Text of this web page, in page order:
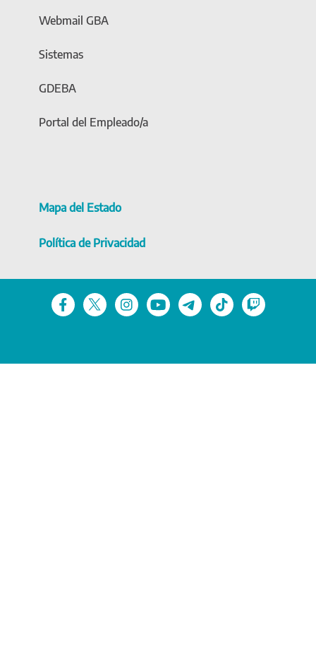
Webmail GBA
Sistemas
GDEBA
Portal del Empleado/a
Mapa del Estado
Política de Privacidad